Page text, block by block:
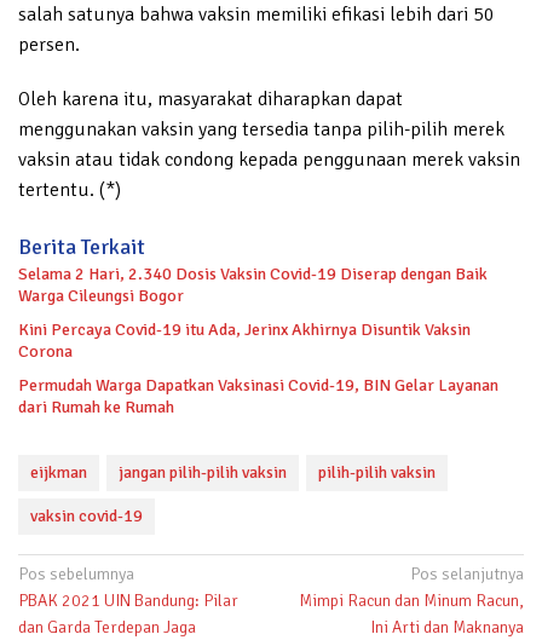
salah satunya bahwa vaksin memiliki efikasi lebih dari 50
persen.
Oleh karena itu, masyarakat diharapkan dapat
menggunakan vaksin yang tersedia tanpa pilih-pilih merek
vaksin atau tidak condong kepada penggunaan merek vaksin
tertentu. (*)
Berita Terkait
Selama 2 Hari, 2.340 Dosis Vaksin Covid-19 Diserap dengan Baik
Warga Cileungsi Bogor
Kini Percaya Covid-19 itu Ada, Jerinx Akhirnya Disuntik Vaksin
Corona
Permudah Warga Dapatkan Vaksinasi Covid-19, BIN Gelar Layanan
dari Rumah ke Rumah
eijkman jangan pilih-pilih vaksin pilih-pilih vaksin
vaksin covid-19
Navigasi
pos
Pos sebelumnya
PBAK 2021 UIN Bandung: Pilar
dan Garda Terdepan Jaga
Pos selanjutnya
Mimpi Racun dan Minum Racun,
Ini Arti dan Maknanya